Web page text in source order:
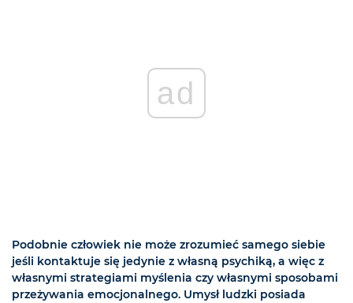
ad
Podobnie człowiek nie może zrozumieć samego siebie
jeśli kontaktuje się jedynie z własną psychiką, a więc z
własnymi strategiami myślenia czy własnymi sposobami
przeżywania emocjonalnego. Umysł ludzki posiada